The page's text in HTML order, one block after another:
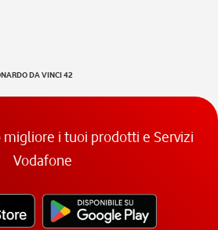
DA VINCI 42
migliore i tuoi prodotti e Servizi
Vodafone